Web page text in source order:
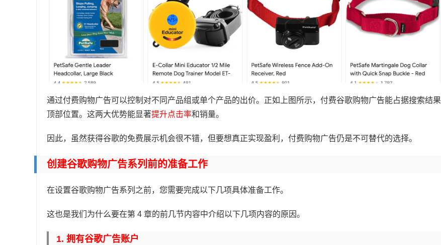
通过付费购物广告可以控制对不同产品组或单个产品的出价。正如上图所示，付费谷歌购物广告能占据搜索结果
顶部位置。这两大优势能显著提升点击率和销量。
因此，虽然获得谷歌的免费展示机会很不错，但要想真正实现盈利，付费购物广告仍是不可替代的选择。
创建谷歌购物广告系列前的准备工作
在设置谷歌购物广告系列之前，您需要完成以下几项具体准备工作。
这也是我们为什么要在第 4 章的前几节内容中介绍以下几项内容的原因。
1. 拥有谷歌广告账户